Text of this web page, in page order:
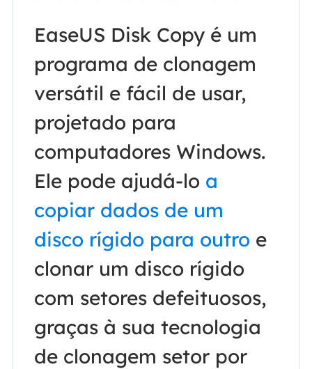
EaseUS Disk Copy é um
programa de clonagem
versátil e fácil de usar,
projetado para
computadores Windows.
Ele pode ajudá-lo a
copiar dados de um
disco rígido para outro e
clonar um disco rígido
com setores defeituosos,
graças à sua tecnologia
de clonagem setor por